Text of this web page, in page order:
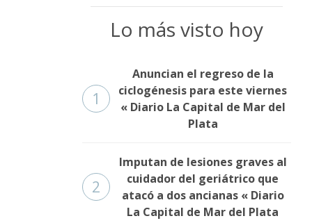
Lo más visto hoy
1
Anuncian el regreso de la
ciclogénesis para este viernes
« Diario La Capital de Mar del
Plata
2
Imputan de lesiones graves al
cuidador del geriátrico que
atacó a dos ancianas « Diario
La Capital de Mar del Plata